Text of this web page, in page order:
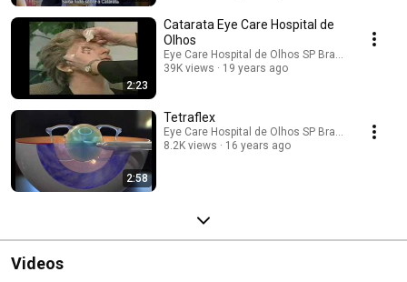
2:23
Catarata Eye Care Hospital de
Olhos
Eye Care Hospital de Olhos SP Brasil
39K views
19 years ago
2:58
Tetraflex
Eye Care Hospital de Olhos SP Brasil
8.2K views
16 years ago
Videos